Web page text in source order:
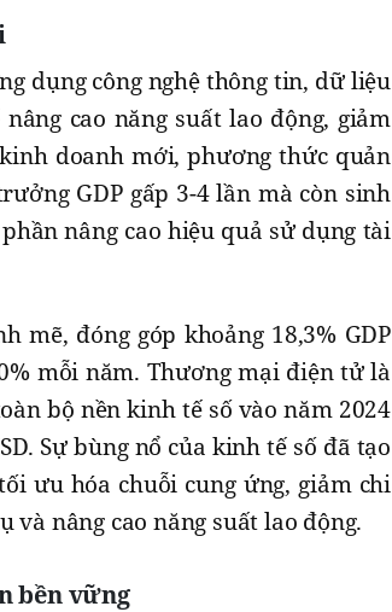
dụng công nghệ thông tin, dữ liệu
cao năng suất lao động, giảm
doanh mới, phương thức quản
GDP gấp 3-4 lần mà còn sinh
nâng cao hiệu quả sử dụng tài
mẽ, đóng góp khoảng 18,3% GDP
mỗi năm. Thương mại điện tử là
bộ nền kinh tế số vào năm 2024
Sự bùng nổ của kinh tế số đã tạo
ưu hóa chuỗi cung ứng, giảm chi
nâng cao năng suất lao động.
bền vững